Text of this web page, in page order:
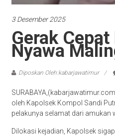
3 Desember 2025
Gerak
Nyawa
Diposkan Oleh:kabarjawatimur
oleh Kapolsek Kompol Sandi
pelakunya selamat dari amukan
Dilokasi kejadian, Kapolsek